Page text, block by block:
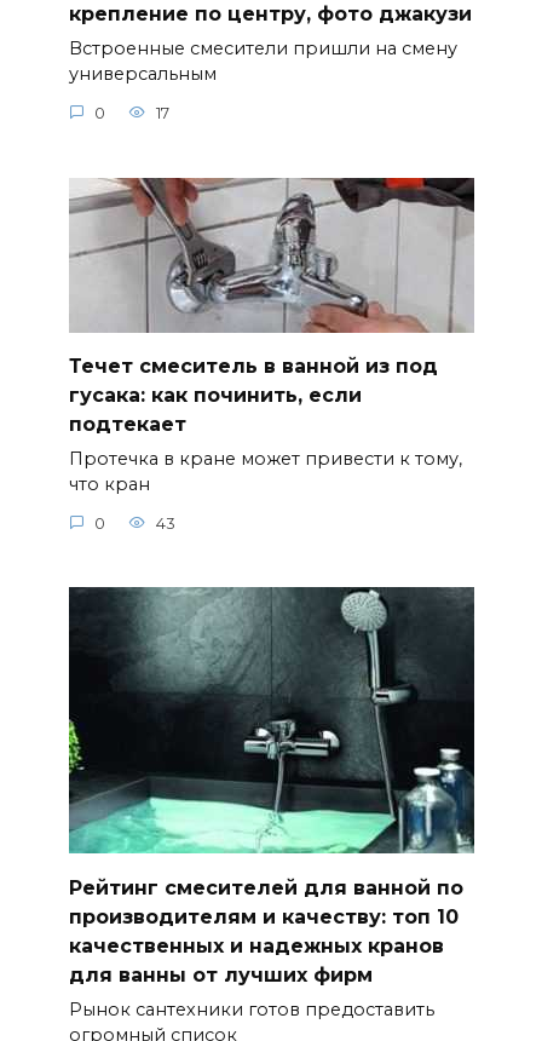
крепление по центру, фото джакузи
Встроенные смесители пришли на смену
универсальным
0 17
Течет смеситель в ванной из под
гусака: как починить, если
подтекает
Протечка в кране может привести к тому,
что кран
0 43
Рейтинг смесителей для ванной по
производителям и качеству: топ 10
качественных и надежных кранов
для ванны от лучших фирм
Рынок сантехники готов предоставить
огромный список